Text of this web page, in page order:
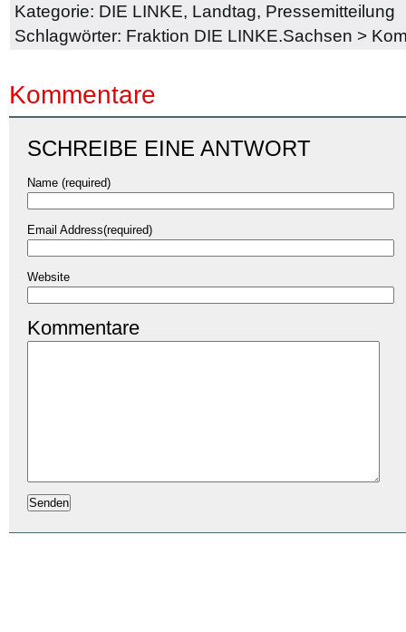
Kategorie: DIE LINKE, Landtag, Pressemitteilung
Schlagwörter: Fraktion DIE LINKE.Sachsen >
Kommentare
SCHREIBE EINE ANTWORT
Name (required)
Email Address(required)
Website
Kommentare